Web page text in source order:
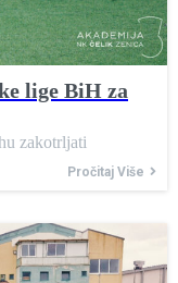
lige BiH za
zakotrljati
Pročitaj Više